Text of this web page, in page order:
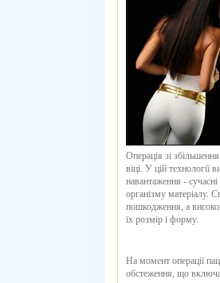
Операція зі
віці. У цій технології
навантаження -
організму матеріалу.
пошкодження, а
їх розмір і форму.
На момент операції
обстеження, що